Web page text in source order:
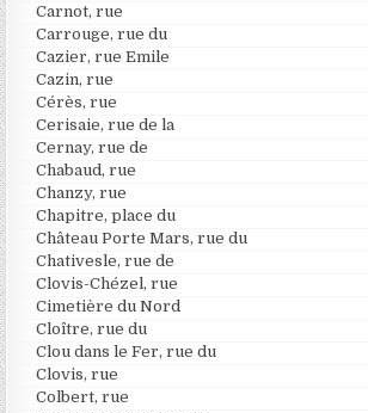
Carnot, rue
Carrouge, rue du
Cazier, rue Emile
Cazin, rue
Cérès, rue
Cerisaie, rue de la
Cernay, rue de
Chabaud, rue
Chanzy, rue
Chapitre, place du
Château Porte Mars, rue du
Chativesle, rue de
Clovis-Chézel, rue
Cimetière du Nord
Cloître, rue du
Clou dans le Fer, rue du
Clovis, rue
Colbert, rue